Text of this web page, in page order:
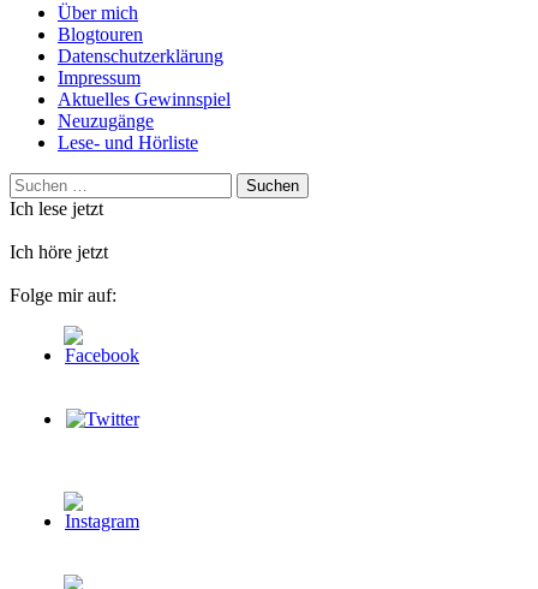
Über mich
Blogtouren
Datenschutzerklärung
Impressum
Aktuelles Gewinnspiel
Neuzugänge
Lese- und Hörliste
Suchen
nach:
Ich lese jetzt
Ich höre jetzt
Folge mir auf: